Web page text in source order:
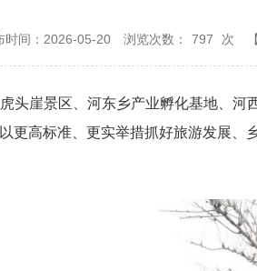
时间：2026-05-20 浏览次数： 797 次
头崖景区、河东乡产业孵化基地、
更高标准、更实举措抓好旅游发展、